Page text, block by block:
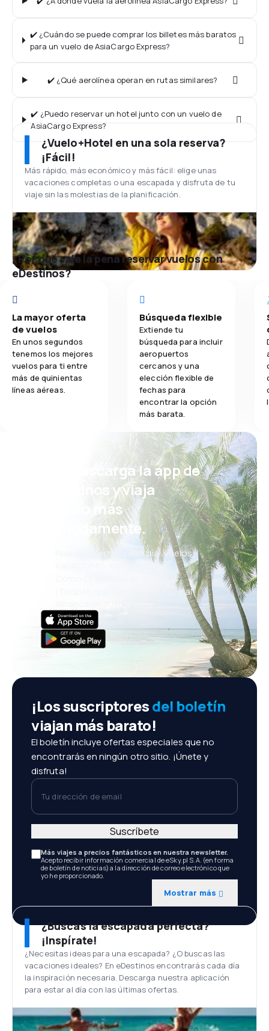
✔️ ¿Cuándo se puede comprar los billetes más baratos
para un vuelo de AsiaCargo Express?
✔️ ¿Qué aerolínea operan en rutas similares?
✔️ ¿Puedo reservar un hotel junto con un vuelo de
AsiaCargo Express?
¿Vuelo+Hotel en una sola reserva?
¡Fácil!
Más rápido, más económico y más fácil: elige unas
vacaciones completas o una escapada y disfruta de tu
viaje sin las molestias de la planificación.
¿Por qué vale la pena reservar vuelos con
eDestinos?
La mayor oferta
de vuelos
En unos segundos
tenemos los mejores
vuelos para ti entre
más de quinientas
líneas aéreas.
Búsqueda flexible
Extiende tu
búsqueda para incluir
aeropuertos
cercanos y una
elección flexible de
fechas para
encontrar la opción
más barata.
¡Eh! Descarga la app de
eDestinos y viaja
incluso más
cómodamente.
Nuevas ofertas cada día: vuelos,
vacaciones, escapadas
Cómoda gestión de reservas
¡Todo lo que importa, siempre al
¡Los suscriptoresdel boletín
viajan más barato!
El boletín incluye ofertas especiales que no
encontrarás en ningún otro sitio. ¡Únete y
disfruta!
Tu dirección de email
Más viajes a precios fantásticos en nuestra newsletter.
Acepto recibir información comercial de eSky.pl S.A. (en forma
de boletín de noticias) a la dirección de correo electrónico que
yo he proporcionado.
Mostrar más
Suscríbete
¿Buscas la escapada perfecta?
¡Inspírate!
¿Necesitas ideas para una escapada? ¿O buscas las
vacaciones ideales? En eDestinos encontrarás cada día
la inspiración necesaria. Descarga nuestra aplicación
para estar al día con las últimas ofertas.